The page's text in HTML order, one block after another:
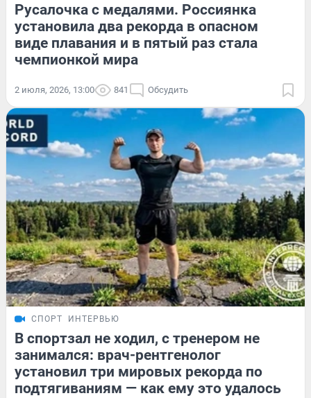
Русалочка с медалями. Россиянка
установила два рекорда в опасном
виде плавания и в пятый раз стала
чемпионкой мира
2 июля, 2026, 13:00 841 Обсудить
СПОРТ ИНТЕРВЬЮ
В спортзал не ходил, с тренером не
занимался: врач-рентгенолог
установил три мировых рекорда по
подтягиваниям — как ему это удалось